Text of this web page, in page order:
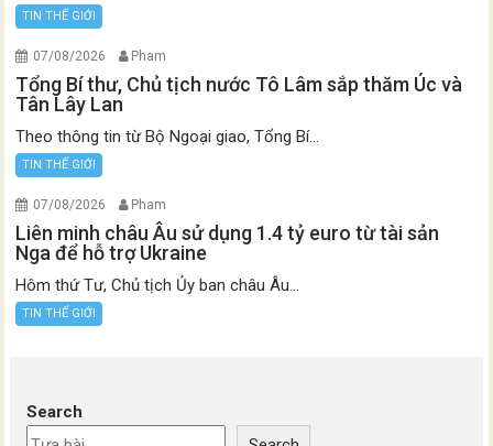
TIN THẾ GIỚI
07/08/2026 Pham
Tổng Bí thư, Chủ tịch nước Tô Lâm sắp thăm Úc và
Tân Lây Lan
Theo thông tin từ Bộ Ngoại giao, Tổng Bí...
TIN THẾ GIỚI
07/08/2026 Pham
Liên minh châu Âu sử dụng 1.4 tỷ euro từ tài sản
Nga để hỗ trợ Ukraine
Hôm thứ Tư, Chủ tịch Ủy ban châu Âu...
TIN THẾ GIỚI
Search